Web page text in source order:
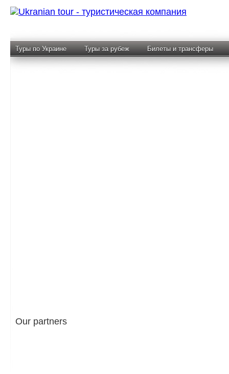
Туры по Украине Туры за рубеж Билеты и трансферы
Our partners